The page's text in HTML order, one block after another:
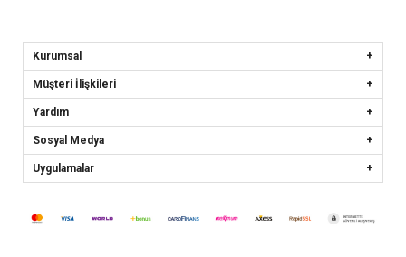
Kurumsal
Müşteri İlişkileri
Yardım
Sosyal Medya
Uygulamalar